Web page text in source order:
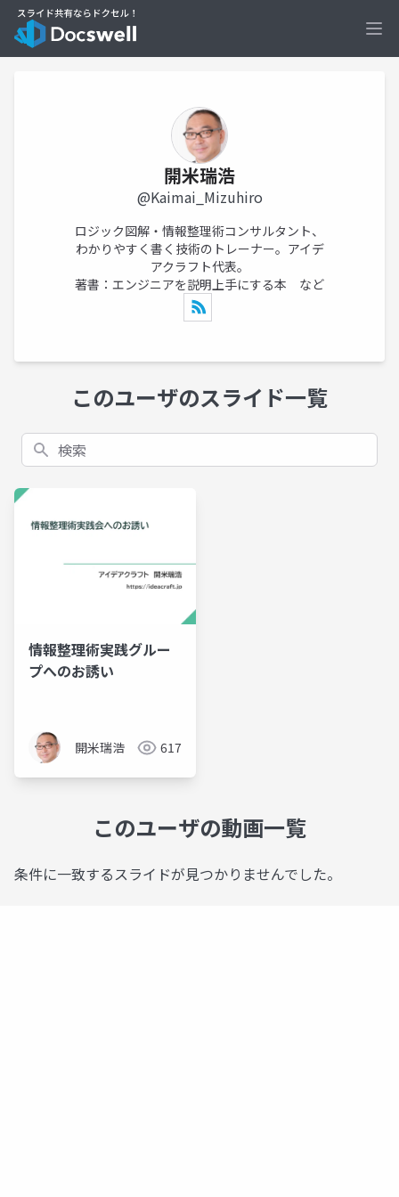
開米瑞浩
@Kaimai_Mizuhiro
ロジック図解・情報整理術コンサルタント、
わかりやすく書く技術のトレーナー。アイデ
アクラフト代表。
著書：エンジニアを説明上手にする本 など
このユーザのスライド一覧
検索
情報整理術実践グルー
プへのお誘い
開米瑞浩 617
このユーザの動画一覧
条件に一致するスライドが見つかりませんでした。